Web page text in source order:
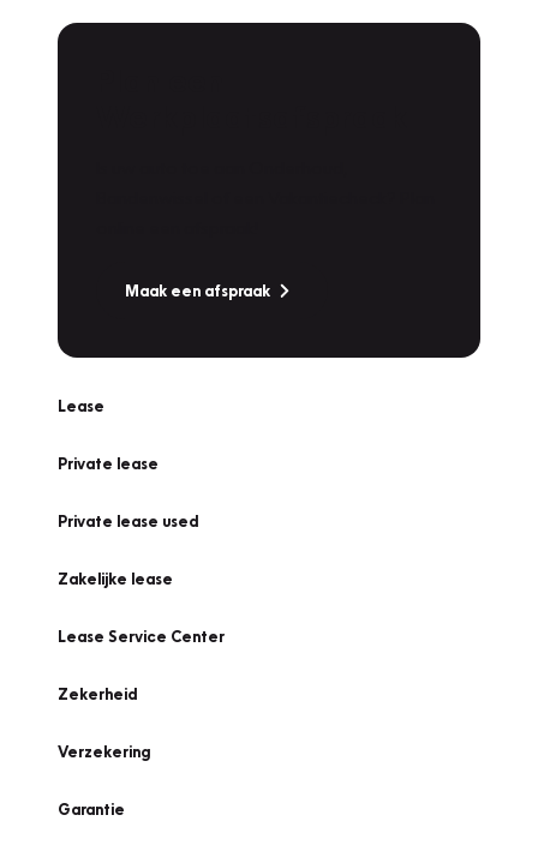
Maak een afspraak
Lease
Private lease
Private lease used
Zakelijke lease
Lease Service Center
Zekerheid
Verzekering
Garantie